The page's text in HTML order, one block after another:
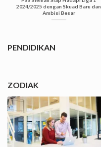
2024/2025 dengan Skuad Baru dan
Ambisi Besar
PENDIDIKAN
ZODIAK